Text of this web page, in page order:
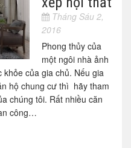
Tháng Sáu 2,
2016
Phong thủy của
một ngôi nhà ảnh
của gia chủ. Nếu gia
hộ chung cư thì hãy tham
chúng tôi. Rất nhiều căn
công…